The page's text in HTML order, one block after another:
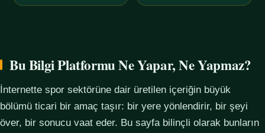
Bu Bilgi Platformu Ne Yapar, Ne Yapmaz?
İnternette spor sektörüne dair üretilen içeriğin büyük
bölümü ticari bir amaç taşır: bir yere yönlendirir, bir şeyi
över, bir sonucu vaat eder. Bu sayfa bilinçli olarak bunların